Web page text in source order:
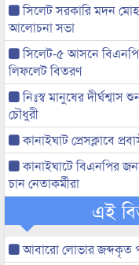
সিলেট সরকারি মদন
আলোচনা সভা
সিলেট-৫ আসনে
লিফলেট বিতরণ
নিঃস্ব মানুষের
চৌধুরী
কানাইঘাট প্রেসক্লাবে
কানাইঘাটে বিএনপির
চান নেতাকর্মীরা
এই
আবারো লোভার জব্দকৃত